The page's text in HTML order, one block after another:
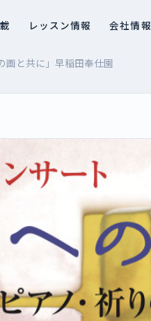
レッスン情報 会社情報
画と共に」早稲田奉仕園